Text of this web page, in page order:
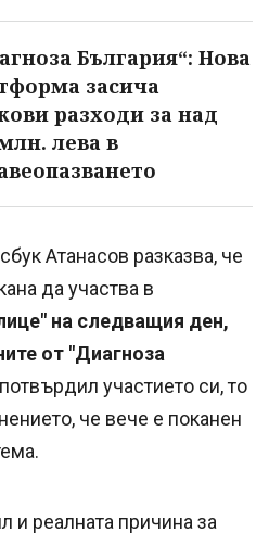
България“: Нова
засича
разходи за над
лева в
Атанасов разказва, че
да участва в
на следващия ден,
от "Диагноза
участието си, то
че вече е поканен
и реалната причина за